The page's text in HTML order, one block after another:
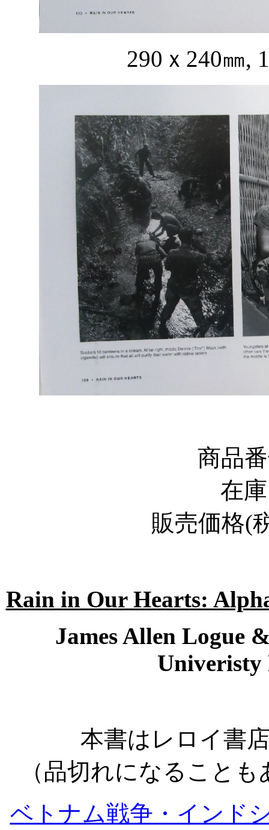
290 ｘ 240㎜,
商品
在
販売価格(
Rain in Our Hearts:
James Allen Logue
Univeristy
本書はレロイ書
（品切れになること
ベトナム戦争・インド